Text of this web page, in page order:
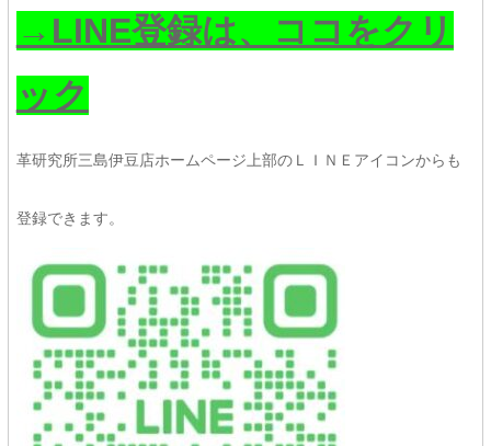
→LINE登録は、ココをクリ
ック
革研究所三島伊豆店ホームページ上部のＬＩＮＥアイコンからも
登録できます。